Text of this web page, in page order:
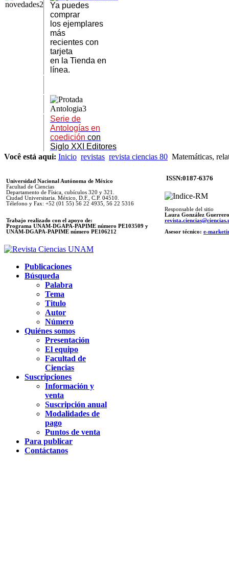
Ya puedes
comprar
los ejemplares
más
recientes con
tarjeta
en la Tienda en
línea.
Serie de
Antologías en
coedición con
Siglo XXI Editores
Você está aqui: Inicio revistas revista ciencias 80 Matemáticas,
Universidad Nacional Autónoma de México
Facultad de Ciencias
Departamento de Física, cubículos 320 y 321.
Ciudad Universitaria. México, D.F., C.P. 04510.
Télefono y Fax: +52 (01 55) 56 22 4935, 56 22 5316
Trabajo realizado con el apoyo de:
Programa UNAM-DGAPA-PAPIME número PE103509 y
UNAM-DGAPA-PAPIME número PE106212
ISSN:0187-6376
Responsable del sitio
Laura González Guerrero
Asesor técnico: e-
Publicaciones
Búsqueda
Palabra
Tema
Titulo
Autor
Número
Quiénes somos
Presentación
El equipo
Facultad de
Ciencias
Suscripciones
Información y
venta
Suscripción anual
Modalidades de
pago
Puntos de venta
Para publicar
Contáctanos